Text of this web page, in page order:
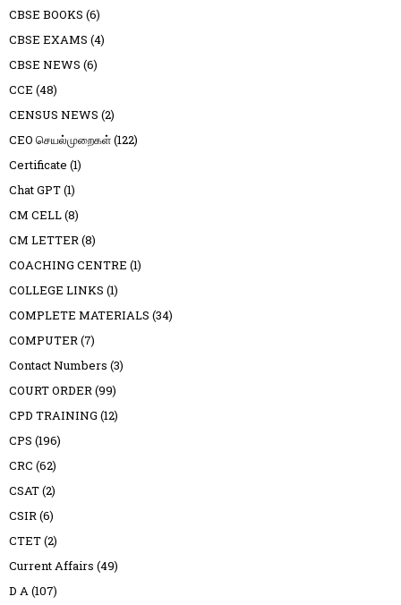
CBSE BOOKS (6)
CBSE EXAMS (4)
CBSE NEWS (6)
CCE (48)
CENSUS NEWS (2)
CEO செயல்முறைகள்(122)
Certificate (1)
Chat GPT(1)
CM CELL(8)
CM LETTER(8)
COACHING CENTRE (1)
COLLEGE LINKS (1)
COMPLETE MATERIALS (34)
COMPUTER(7)
Contact Numbers (3)
COURT ORDER(99)
CPD TRAINING (12)
CPS (196)
CRC (62)
CSAT(2)
CSIR(6)
CTET(2)
Current Affairs (49)
D A(107)